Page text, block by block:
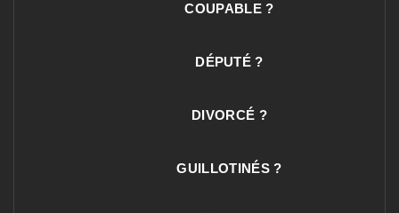
COUPABLE ?
DÉPUTÉ ?
DIVORCÉ ?
GUILLOTINÉS ?